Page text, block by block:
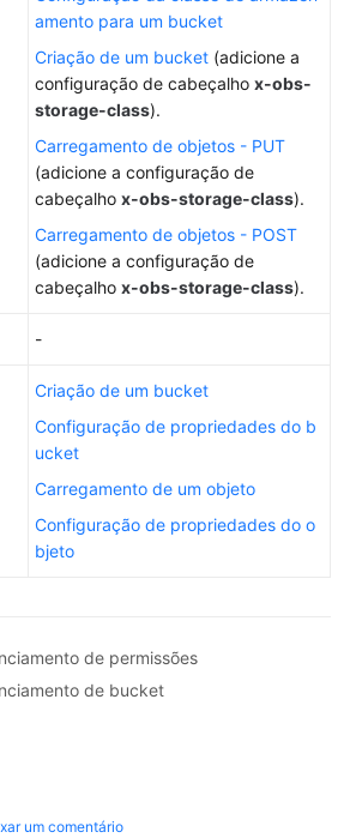
amento para um bucket
Criação de um bucket (adicione a
configuração de cabeçalho x-obs-
storage-class).
Carregamento de objetos - PUT
(adicione a configuração de
cabeçalho x-obs-storage-class).
Carregamento de objetos - POST
(adicione a configuração de
cabeçalho x-obs-storage-class).
-
Criação de um bucket
Configuração de propriedades do b
ucket
Carregamento de um objeto
Configuração de propriedades do o
bjeto
de permissões
de bucket
um comentário